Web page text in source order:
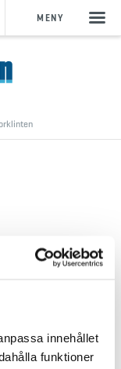
innehållet
funktioner
000
MENY